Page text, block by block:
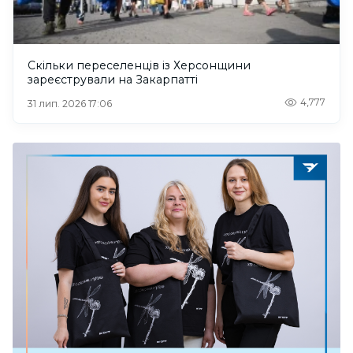
Скільки переселенців із Херсонщини
зареєстрували на Закарпатті
31 лип. 2026 17:06 4,777